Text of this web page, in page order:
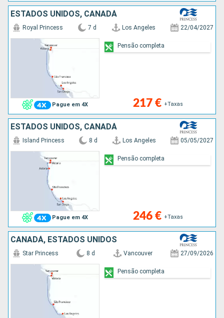
ESTADOS UNIDOS, CANADÁ
Pague em 4X
Royal Princess 7 d Los Angeles 22/04/2027
217 € +Taxas
Pensão completa
ESTADOS UNIDOS, CANADÁ
Pague em 4X
Island Princess 8 d Los Angeles 05/05/2027
246 € +Taxas
Pensão completa
CANADÁ, ESTADOS UNIDOS
Star Princess 8 d Vancouver 27/09/2026
Pensão completa